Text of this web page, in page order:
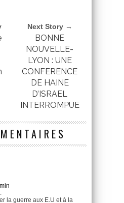
Next Story →
BONNE
NOUVELLE-
LYON : UNE
CONFERENCE
DE HAINE
D’ISRAEL
INTERROMPUE
la guerre aux E.U et à la